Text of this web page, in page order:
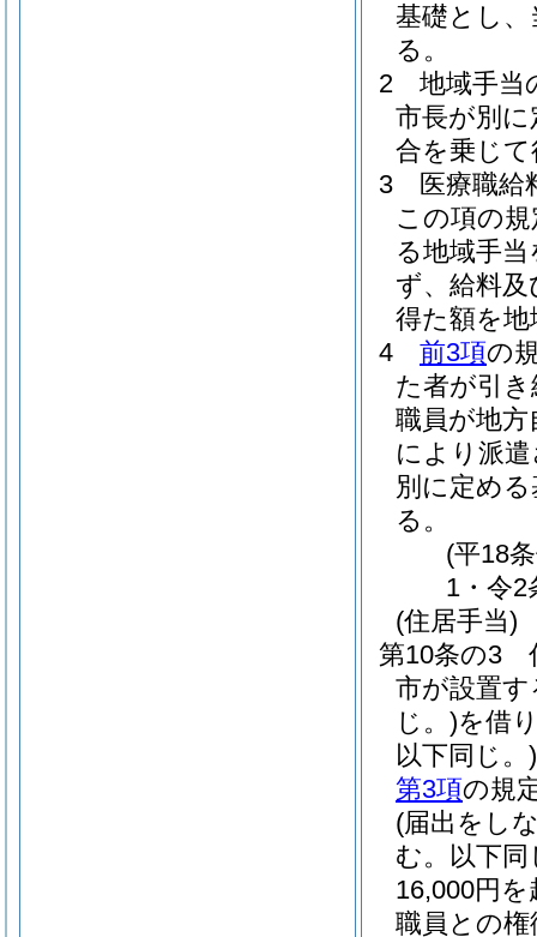
基礎とし
る。
2
地域手当
市長が別
合を乗じ
3
医療職給
この項の
る地域手
ず、給料
得た額を
4
前3項の
た者が引
職員が地方
により派
別に定め
る。
(平18
1・令2
(住居手当)
第10条の3
市が設置
じ。)を借
以下同じ。)
第3項の規
(届出をし
む。以下同
16,000円
職員との